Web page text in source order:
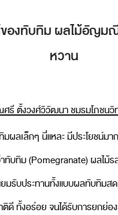
ของทับทิม ผลไม้อัญม
หวาน
รี ตั้งวงศ์วิวัฒนา ชมรมโภชนวิ
ผลเล็กๆ นี่แหละ มีประโยชน์มา
ทับทิม (Pomegranate) ผลไม้
มรับประทานทั้งแบบผลทับทิมส
ดี ทั้งอร่อย จนได้รับการยกย่อ